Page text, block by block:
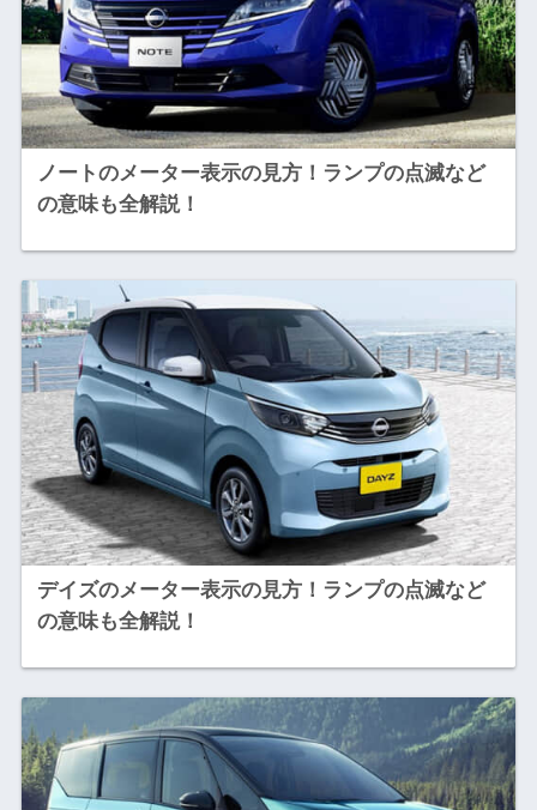
ノートのメーター表示の見方！ランプの点滅など
の意味も全解説！
デイズのメーター表示の見方！ランプの点滅など
の意味も全解説！